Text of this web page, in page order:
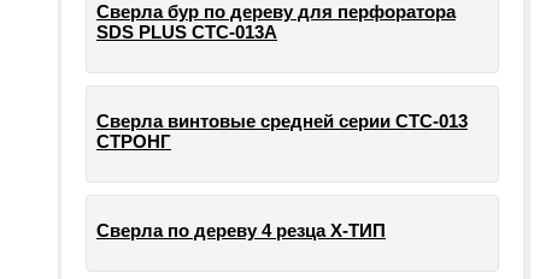
Cверла бур по дереву для перфоратора
SDS PLUS СТС-013А
Сверла винтовые средней серии СТС-013
СТРОНГ
Сверла по дереву 4 резца Х-ТИП